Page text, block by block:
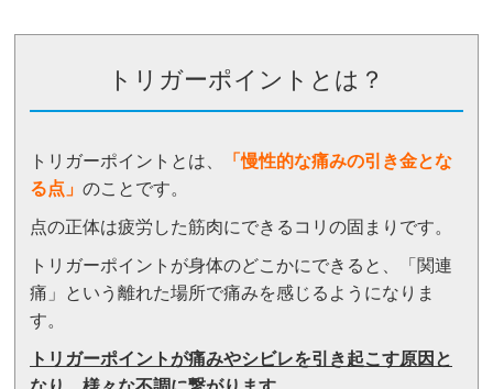
トリガーポイントとは？
トリガーポイントとは、 「慢性的な痛みの引き金とな
る点」のことです。
点の正体は疲労した筋肉にできるコリの固まりです。
トリガーポイントが身体のどこかにできると、「関連
痛」という離れた場所で痛みを感じるようになりま
す。
トリガーポイントが痛みやシビレを引き起こす原因と